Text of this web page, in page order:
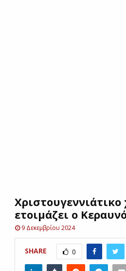
UΧριστουγεννιάτικο
ετοιμάζει ο
9 Δεκεμβρίου 2024
SHARE 0